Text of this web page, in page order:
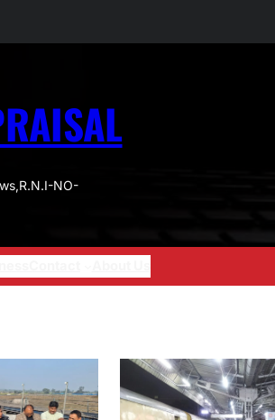
NO-